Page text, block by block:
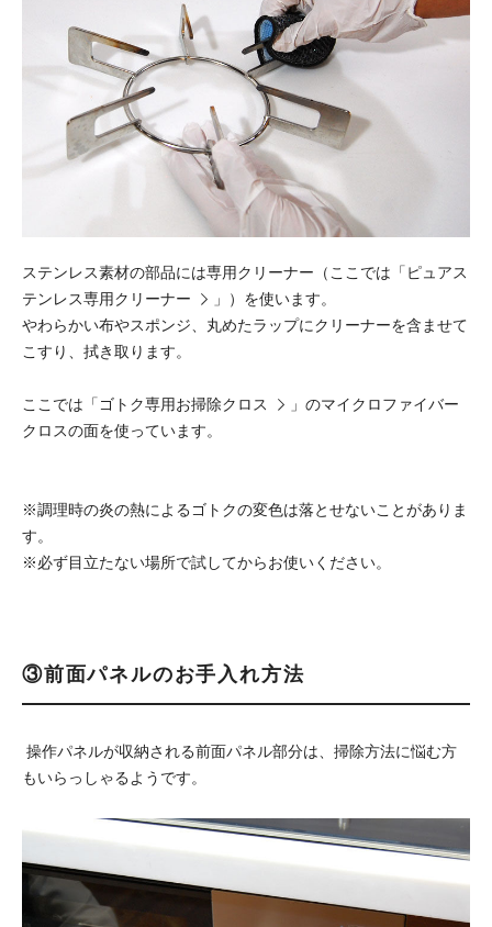
ステンレス素材の部品には専用クリーナー（ここでは「ピュアス
テンレス専用クリーナー
」）を使います。
やわらかい布やスポンジ、丸めたラップにクリーナーを含ませて
こすり、拭き取ります。
ここでは「ゴトク専用お掃除クロス
」のマイクロファイバー
クロスの面を使っています。
※調理時の炎の熱によるゴトクの変色は落とせないことがありま
す。
※必ず目立たない場所で試してからお使いください。
③前面パネルのお手入れ方法
操作パネルが収納される前面パネル部分は、掃除方法に悩む方
もいらっしゃるようです。